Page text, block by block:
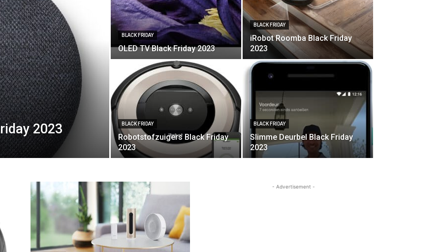
2023
BLACK FRIDAY
OLED TV Black Friday 2023
BLACK FRIDAY
iRobot Roomba Black Friday
2023
BLACK FRIDAY
Robotstofzuigers Black Friday
2023
BLACK FRIDAY
Slimme Deurbel Black Friday
2023
- Advertisement -